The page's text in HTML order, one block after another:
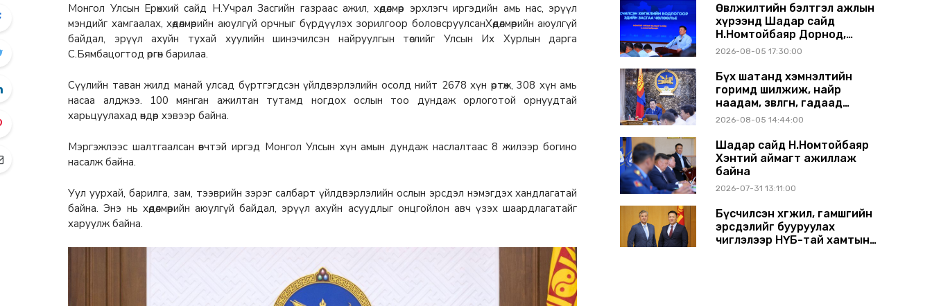
Монгол Улсын Ерөнхий сайд Н.Учрал Засгийн газраас ажил, хөдөлмөр эрхлэгч иргэдийн амь нас, эрүүл
мэндийг хамгаалах, хөдөлмөрийн аюулгүй орчныг бүрдүүлэх зорилгоор боловсруулсанХөдөлмөрийн аюулгүй
байдал, эрүүл ахуйн тухай хуулийн шинэчилсэн найруулгын төслийг Улсын Их Хурлын дарга
С.Бямбацогтод өргөн барилаа.
Сүүлийн таван жилд манай улсад бүртгэгдсэн үйлдвэрлэлийн осолд нийт 2678 хүн өртөж, 308 хүн амь
насаа алджээ. 100 мянган ажилтан тутамд ногдох ослын тоо дундаж орлоготой орнуудтай
харьцуулахад өндөр хэвээр байна.
Мэргэжлээс шалтгаалсан өвчтэй иргэд Монгол Улсын хүн амын дундаж наслалтаас 8 жилээр богино
насалж байна.
Уул уурхай, барилга, зам, тээврийн зэрэг салбарт үйлдвэрлэлийн ослын эрсдэл нэмэгдэх хандлагатай
байна. Энэ нь хөдөлмөрийн аюулгүй байдал, эрүүл ахуйн асуудлыг онцгойлон авч үзэх шаардлагатайг
харуулж байна.
Өвөлжилтийн бэлтгэл ажлын
хүрээнд Шадар сайд
Н.Номтойбаяр Дорнод,
Сүхбаатар аймагт ажиллав
2026-08-05 17:30:00
Бүх шатанд хэмнэлтийн
горимд шилжиж, найр
наадам, зөвлөгөөн, гадаад
томилолтыг хориглолоо
2026-08-05 14:44:00
Шадар сайд Н.Номтойбаяр
Хэнтий аймагт ажиллаж
байна
2026-07-31 13:11:00
Бүсчилсэн хөгжил, гамшгийн
эрсдэлийг бууруулах
чиглэлээр НҮБ-тай хамтын